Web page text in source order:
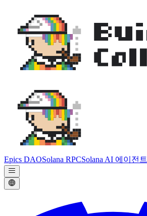
Epics DAOSolana RPCSolana AI 에이전트